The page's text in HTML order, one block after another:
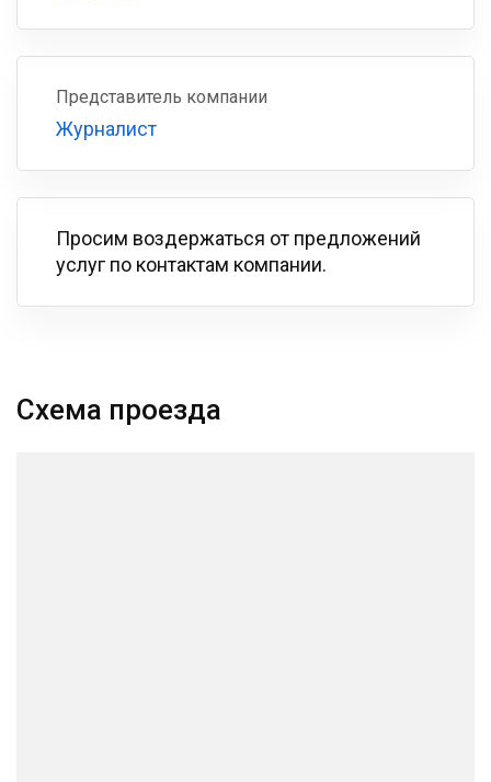
Представитель компании
Журналист
Просим воздержаться от предложений
услуг по контактам компании.
Схема проезда